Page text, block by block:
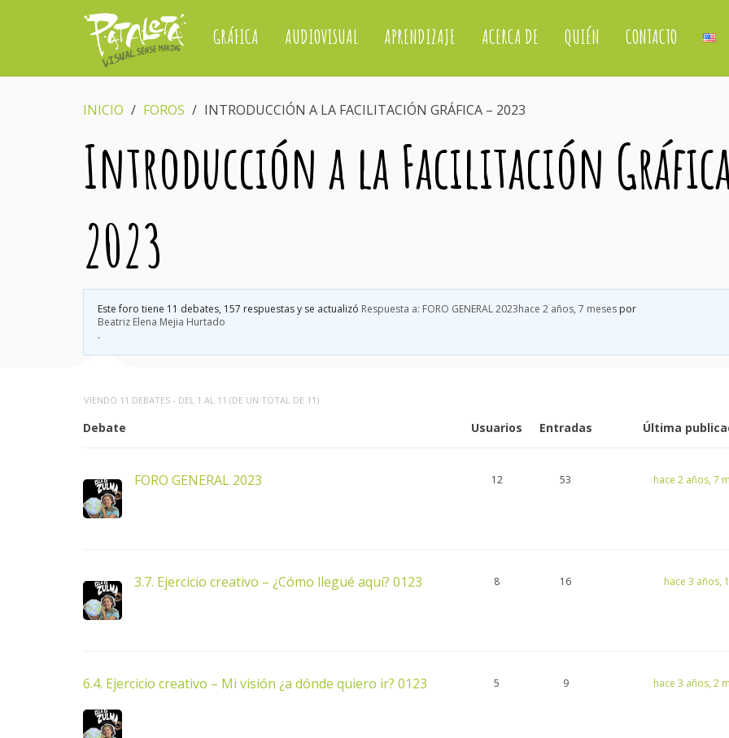
GRÁFICA AUDIOVISUAL APRENDIZAJE ACERCA DE QUIÉN CONTACTO
INICIO FOROS INTRODUCCIÓN A LA FACILITACIÓN GRÁFICA – 2023
Introducción a la Facilitación
2023
Este foro tiene 11 debates, 157 respuestas y se actualizó Respuesta a: FORO GENERAL 2023hace 2 años, 7 meses por
Beatriz Elena Mejia Hurtado
.
VIENDO 11 DEBATES - DEL 1 AL 11 (DE UN TOTAL DE 11)
Debate Usuarios Entradas Última
FORO GENERAL 2023 12 53 hace 2 años, 7
3.7. Ejercicio creativo – ¿Cómo llegué aquí? 0123 8 16 hace 3 años,
6.4. Ejercicio creativo – Mi visión ¿a dónde quiero ir? 0123 5 9 hace 3 años, 2